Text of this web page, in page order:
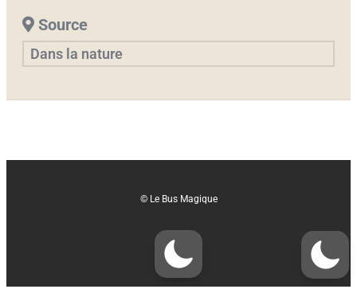
Source
Dans la nature
© Le Bus Magique